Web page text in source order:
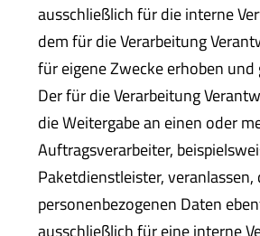
ausschließlich für die interne
dem für die Verarbeitung
für eigene Zwecke erhoben und
Der für die Verarbeitung
die Weitergabe an einen oder
Auftragsverarbeiter,
Paketdienstleister, veranlassen,
personenbezogenen Daten
ausschließlich für eine interne